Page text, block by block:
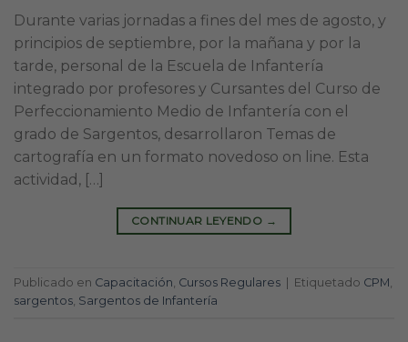
Durante varias jornadas a fines del mes de agosto, y
principios de septiembre, por la mañana y por la
tarde, personal de la Escuela de Infantería
integrado por profesores y Cursantes del Curso de
Perfeccionamiento Medio de Infantería con el
grado de Sargentos, desarrollaron Temas de
cartografía en un formato novedoso on line. Esta
actividad, […]
CONTINUAR LEYENDO →
Publicado en Capacitación, Cursos Regulares Etiquetado CPM,
sargentos, Sargentos de Infantería